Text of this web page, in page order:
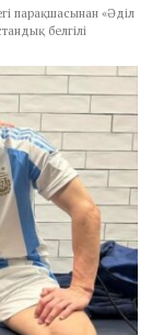
парақшасынан «Әділ
белгілі